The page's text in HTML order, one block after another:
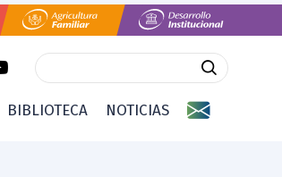
BIBLIOTECA NOTICIAS